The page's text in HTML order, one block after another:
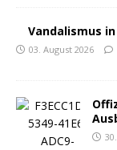
Vandalismus
03. August 2026